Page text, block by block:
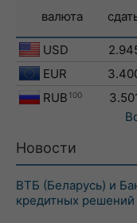
валюта
USD
EUR
RUB 100
Новости
ВТБ (Беларусь) и
кредитных